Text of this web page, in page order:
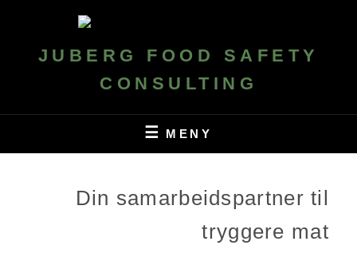
JUBERG FOOD SAFETY
CONSULTING
MENY
Din samarbeidspartner til
tryggere mat